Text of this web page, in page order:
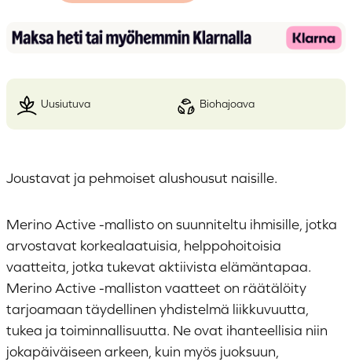
määrä
uusiutuva biohajoava
Joustavat ja pehmoiset alushousut naisille.
Merino Active -mallisto on suunniteltu ihmisille, jotka
arvostavat korkealaatuisia, helppohoitoisia
vaatteita, jotka tukevat aktiivista elämäntapaa.
Merino Active -malliston vaatteet on räätälöity
tarjoamaan täydellinen yhdistelmä liikkuvuutta,
tukea ja toiminnallisuutta. Ne ovat ihanteellisia niin
jokapäiväiseen arkeen, kuin myös juoksuun,